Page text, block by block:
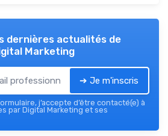
dernières actualités de
Marketing
➔ Je m'inscris
j’accepte d’être contacté(e) à
par Digital Marketing et ses